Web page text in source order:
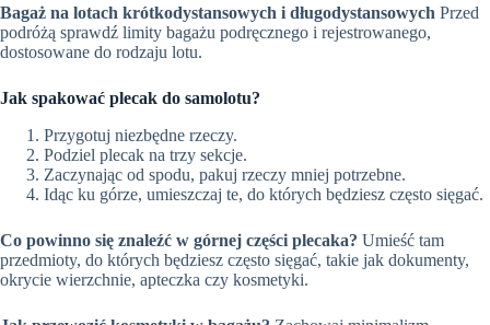
Bagaż na lotach krótkodystansowych i długodystansowych Przed
podróżą sprawdź limity bagażu podręcznego i rejestrowanego,
dostosowane do rodzaju lotu.
Jak spakować plecak do samolotu?
Przygotuj niezbędne rzeczy.
Podziel plecak na trzy sekcje.
Zaczynając od spodu, pakuj rzeczy mniej potrzebne.
Idąc ku górze, umieszczaj te, do których będziesz często sięgać.
Co powinno się znaleźć w górnej części plecaka? Umieść tam
przedmioty, do których będziesz często sięgać, takie jak dokumenty,
okrycie wierzchnie, apteczka czy kosmetyki.